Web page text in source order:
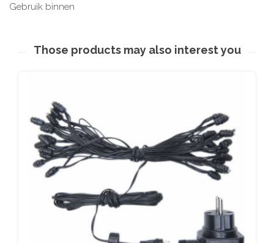
Gebruik binnen
Those products may also interest you